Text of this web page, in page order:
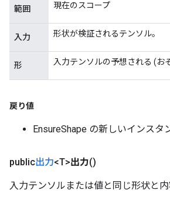
範囲 現在のスコープ
入力 形状が検証されるテンソル。
形 入力テンソルの予想される (お
戻り値
EnsureShape の新しいインスタ
public出力<T>出力()
入力テンソルまたは値と同じ形状と内